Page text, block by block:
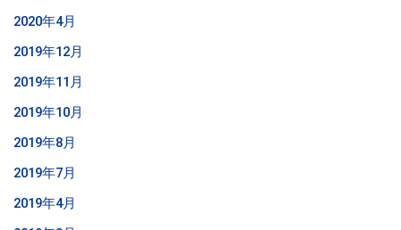
2020年4月
2019年12月
2019年11月
2019年10月
2019年8月
2019年7月
2019年4月